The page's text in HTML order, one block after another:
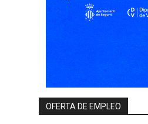
OFERTA DE EMPLEO